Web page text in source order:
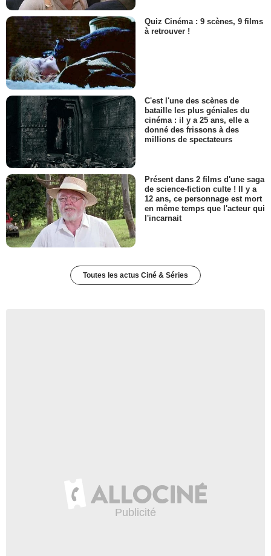
Quiz Cinéma : 9 scènes, 9 films
à retrouver !
C'est l'une des scènes de
bataille les plus géniales du
cinéma : il y a 25 ans, elle a
donné des frissons à des
millions de spectateurs
Présent dans 2 films d'une saga
de science-fiction culte ! Il y a
12 ans, ce personnage est mort
en même temps que l'acteur qui
l'incarnait
Toutes les actus Ciné & Séries